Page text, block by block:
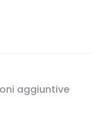
aggiuntive